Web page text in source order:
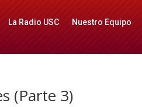
La Radio USC Nuestro Equipo
(Parte 3)